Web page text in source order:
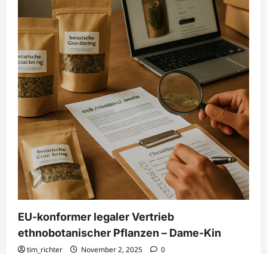
EU-konformer legaler Vertrieb
ethnobotanischer Pflanzen – Dame-Kin
tim_richter November 2, 2025 0